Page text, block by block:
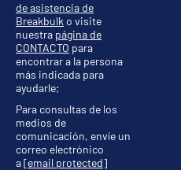
de asistencia de
Breakbulk o visite
nuestra página de
CONTACTO para
encontrar a la persona
más indicada para
ayudarle;
Para consultas de los
medios de
comunicación, envíe un
correo electrónico
a[email protected]